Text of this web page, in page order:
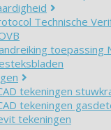
Technische
toepassing
tekeningen
tekeningen
tekeningen